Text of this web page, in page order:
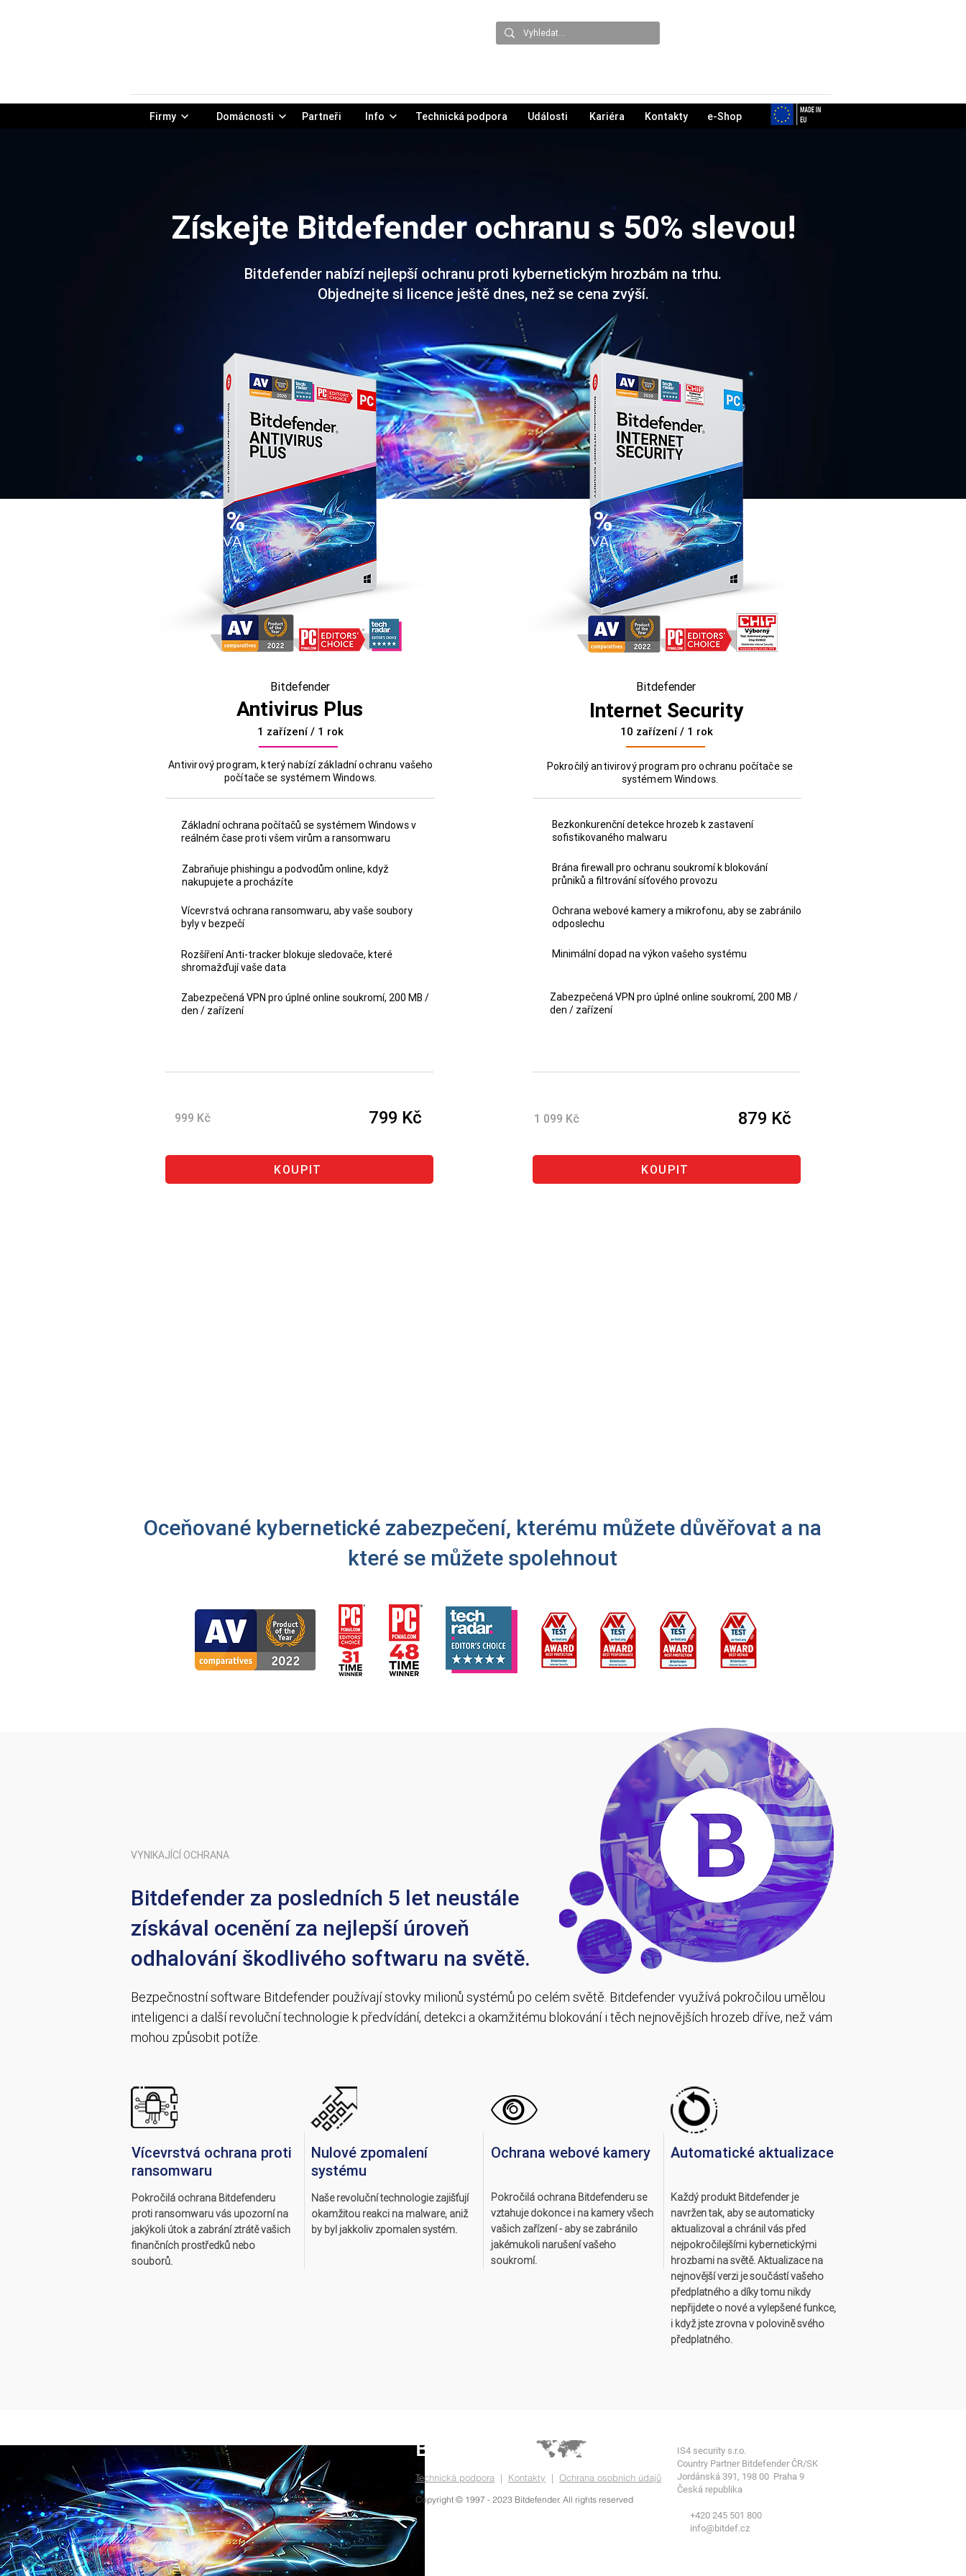
Firmy Domácnosti Partneři Info Technická podpora Události Kariéra Kontakty e-Shop
Získejte Bitdefender ochranu s 50% slevou!
Bitdefender nabízí nejlepší ochranu proti kybernetickým hrozbám na trhu.
Objednejte si licence ještě dnes, než se cena zvýší.
SLEVA
20%
Bitdefender
Antivirus Plus
1 zařízení / 1 rok
Antivirový program, který nabízí základní ochranu vašeho
počítače se systémem Windows.
Základní ochrana počítačů se systémem Windows v
reálném čase proti všem virům a ransomwaru
Zabraňuje phishingu a podvodům online, když
nakupujete a procházíte
Vícevrstvá ochrana ransomwaru, aby vaše soubory
byly v bezpečí
Rozšíření Anti-tracker blokuje sledovače, které
shromažďují vaše data
Zabezpečená VPN pro úplné online soukromí, 200 MB /
den / zařízení
999 Kč 799 Kč
KOUPIT
SLEVA
20%
Bitdefender
Internet Security
10 zařízení / 1 rok
Pokročilý antivirový program pro ochranu počítače se
systémem Windows.
Bezkonkurenční detekce hrozeb k zastavení
sofistikovaného malwaru
Brána firewall pro ochranu soukromí k blokování
průniků a filtrování síťového provozu
Ochrana webové kamery a mikrofonu, aby se zabránilo
odposlechu
Minimální dopad na výkon vašeho systému
Zabezpečená VPN pro úplné online soukromí, 200 MB /
den / zařízení
1 099 Kč 879 Kč
KOUPIT
Oceňované kybernetické zabezpečení, kterému můžete důvěřovat a na
které se můžete spolehnout
VYNIKAJÍCÍ OCHRANA
Bitdefender za posledních 5 let neustále
získával ocenění za nejlepší úroveň
odhalování škodlivého softwaru na světě.
Bezpečnostní software Bitdefender používají stovky milionů systémů po celém světě. Bitdefender využívá pokročilou umělou
inteligenci a další revoluční technologie k předvídání, detekci a okamžitému blokování i těch nejnovějších hrozeb dříve, než vám
mohou způsobit potíže.
Vícevrstvá ochrana proti
ransomwaru
Pokročilá ochrana Bitdefenderu
proti ransomwaru vás upozorní na
jakýkoli útok a zabrání ztrátě vašich
finančních prostředků nebo
souborů.
Nulové zpomalení
systému
Naše revoluční technologie zajišťují
okamžitou reakci na malware, aniž
by byl jakkoliv zpomalen systém.
Ochrana webové kamery
Pokročilá ochrana Bitdefenderu se
vztahuje dokonce i na kamery všech
vašich zařízení - aby se zabránilo
jakémukoli narušení vašeho
soukromí.
Automatické aktualizace
Každý produkt Bitdefender je
navržen tak, aby se automaticky
aktualizoval a chránil vás před
nejpokročilejšími kybernetickými
hrozbami na světě. Aktualizace na
nejnovější verzi je součástí vašeho
předplatného a díky tomu nikdy
nepřijdete o nové a vylepšené funkce,
i když jste zrovna v polovině svého
předplatného.
Technická podpora | Kontakty | Ochrana osobních údajů
Copyright © 1997 - 2023 Bitdefender. All rights reserved
IS4 security s.r.o.
Country Partner Bitdefender ČR/SK
Jordánská 391, 198 00 Praha 9
Česká republika
+420 245 501 800
info@bitdef.cz